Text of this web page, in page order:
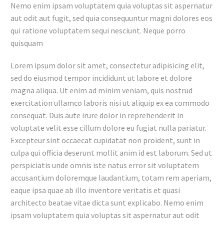
Nemo enim ipsam voluptatem quia voluptas sit aspernatur
aut odit aut fugit, sed quia consequuntur magni dolores eos
qui ratione voluptatem sequi nesciunt. Neque porro
quisquam
Lorem ipsum dolor sit amet, consectetur adipisicing elit,
sed do eiusmod tempor incididunt ut labore et dolore
magna aliqua. Ut enim ad minim veniam, quis nostrud
exercitation ullamco laboris nisi ut aliquip ex ea commodo
consequat. Duis aute irure dolor in reprehenderit in
voluptate velit esse cillum dolore eu fugiat nulla pariatur.
Excepteur sint occaecat cupidatat non proident, sunt in
culpa qui officia deserunt mollit anim id est laborum. Sed ut
perspiciatis unde omnis iste natus error sit voluptatem
accusantium doloremque laudantium, totam rem aperiam,
eaque ipsa quae ab illo inventore veritatis et quasi
architecto beatae vitae dicta sunt explicabo. Nemo enim
ipsam voluptatem quia voluptas sit aspernatur aut odit